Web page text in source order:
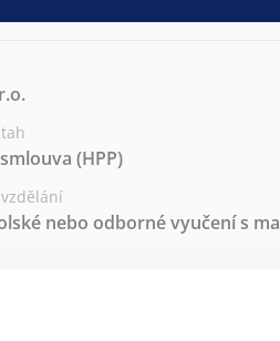
(HPP)
nebo odborné vyučení s